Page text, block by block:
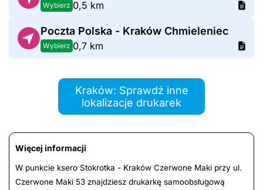
Wybierz 0,5 km
Poczta Polska - Kraków Chmieleniec
Wybierz 0,7 km
Kraków: Sprawdź inne
lokalizacje drukarek
Więcej informacji
W punkcie ksero Stokrotka - Kraków Czerwone Maki przy ul.
Czerwone Maki 53 znajdziesz drukarkę samoobsługową